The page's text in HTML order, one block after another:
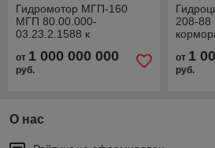
Гидромотор МГП-160
МГП 80.00.000-
03.23.2.1588 к
от 1 000 000 000
руб.
208-88
от 1
руб.
О нас